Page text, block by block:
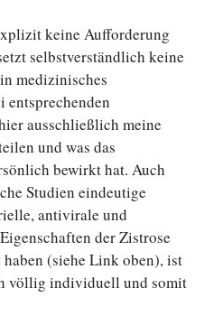
keine Aufforderung
selbstverständlich keine
medizinisches
entsprechenden
ausschließlich meine
und was das
bewirkt hat. Auch
Studien eindeutige
antivirale und
der Zistrose
(siehe Link oben), ist
völlig individuell und somit